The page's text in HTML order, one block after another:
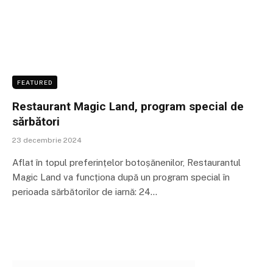
FEATURED
Restaurant Magic Land, program special de
sărbători
23 decembrie 2024
Aflat în topul preferințelor botoșănenilor, Restaurantul
Magic Land va funcționa după un program special în
perioada sărbătorilor de iarnă: 24…